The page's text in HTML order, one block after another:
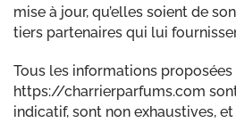
mise à jour, qu’elles soient de
tiers partenaires qui lui
Tous les informations
https://charrierparfums.com
indicatif, sont non exhaustives,